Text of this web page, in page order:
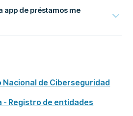
app de préstamos me
Nacional de Ciberseguridad
- Registro de entidades